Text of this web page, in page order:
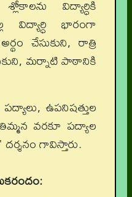
విద్యార్ధికి
విద్యార్ధి భారంగా
చేసుకుని, రాత్రి
మర్నాటి పాఠానికి
ఉపనిషత్తుల
తిమ్మన వరకూ పద్యాల
దర్శనం గావిస్తారు.